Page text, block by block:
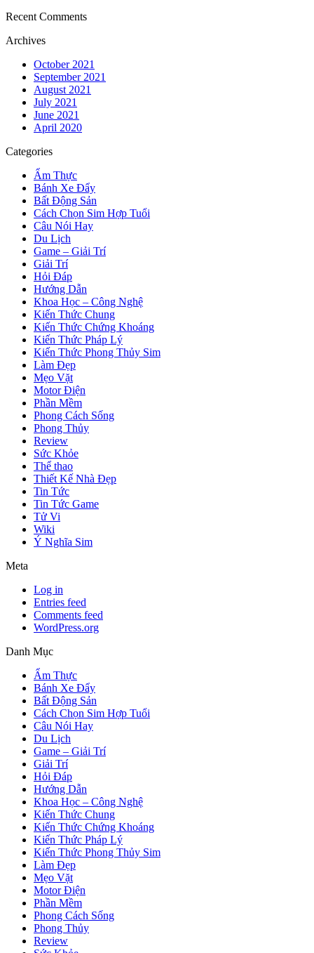
Recent Comments
Archives
October 2021
September 2021
August 2021
July 2021
June 2021
April 2020
Categories
Ẩm Thực
Bánh Xe Đẩy
Bất Động Sản
Cách Chọn Sim Hợp Tuổi
Câu Nói Hay
Du Lịch
Game – Giải Trí
Giải Trí
Hỏi Đáp
Hướng Dẫn
Khoa Học – Công Nghệ
Kiến Thức Chung
Kiến Thức Chứng Khoáng
Kiến Thức Pháp Lý
Kiến Thức Phong Thủy Sim
Làm Đẹp
Mẹo Vặt
Motor Điện
Phần Mềm
Phong Cách Sống
Phong Thủy
Review
Sức Khỏe
Thể thao
Thiết Kế Nhà Đẹp
Tin Tức
Tin Tức Game
Tử Vi
Wiki
Ý Nghĩa Sim
Meta
Log in
Entries feed
Comments feed
WordPress.org
Danh Mục
Ẩm Thực
Bánh Xe Đẩy
Bất Động Sản
Cách Chọn Sim Hợp Tuổi
Câu Nói Hay
Du Lịch
Game – Giải Trí
Giải Trí
Hỏi Đáp
Hướng Dẫn
Khoa Học – Công Nghệ
Kiến Thức Chung
Kiến Thức Chứng Khoáng
Kiến Thức Pháp Lý
Kiến Thức Phong Thủy Sim
Làm Đẹp
Mẹo Vặt
Motor Điện
Phần Mềm
Phong Cách Sống
Phong Thủy
Review